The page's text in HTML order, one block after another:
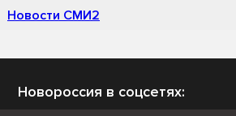
Новости СМИ2
Новороссия в соцсетях: